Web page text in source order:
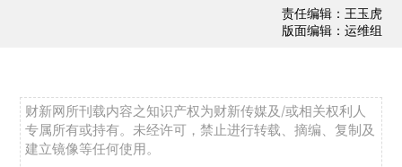
责任编辑：王玉虎
版面编辑：运维组
财新网所刊载内容之知识产权为财新传媒及/或相关权利人
专属所有或持有。未经许可，禁止进行转载、摘编、复制及
建立镜像等任何使用。